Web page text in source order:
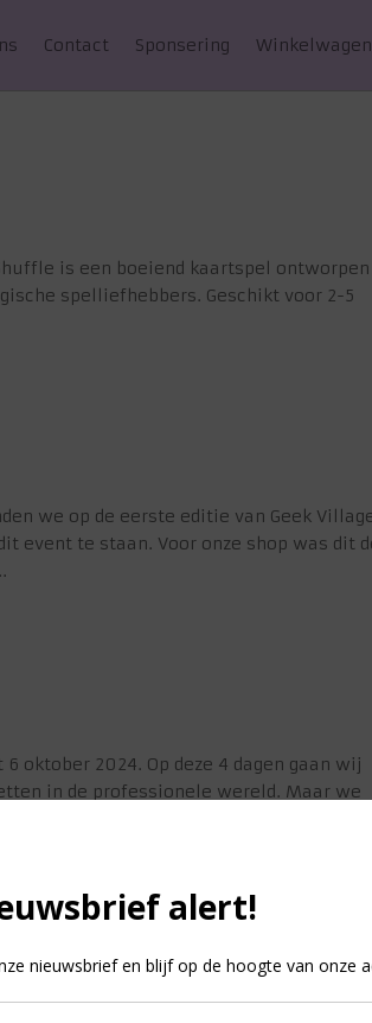
Contact Sponsering Winkelwagen
is een boeiend kaartspel ontworpen
spelliefhebbers. Geschikt voor 2-5
we op de eerste editie van Geek
event te staan. Voor onze shop was dit
oktober 2024. Op deze 4 dagen gaan wij
in de professionele wereld. Maar we
categorie
🥳: 1. Bestel je voor minimum €50, dan